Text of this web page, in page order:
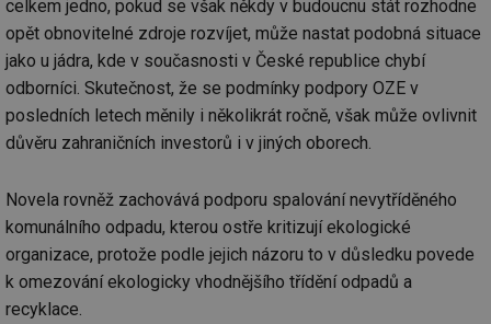
celkem jedno, pokud se však někdy v budoucnu stát rozhodne
opět obnovitelné zdroje rozvíjet, může nastat podobná situace
jako u jádra, kde v současnosti v České republice chybí
odborníci. Skutečnost, že se podmínky podpory OZE v
posledních letech měnily i několikrát ročně, však může ovlivnit
důvěru zahraničních investorů i v jiných oborech.
Novela rovněž zachovává podporu spalování nevytříděného
komunálního odpadu, kterou ostře kritizují ekologické
organizace, protože podle jejich názoru to v důsledku povede
k omezování ekologicky vhodnějšího třídění odpadů a
recyklace.